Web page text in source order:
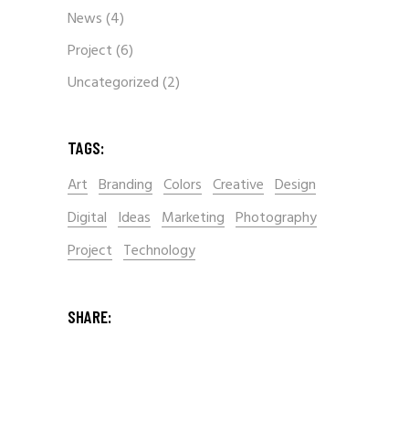
News(4)
Project(6)
Uncategorized(2)
TAGS:
Art Branding Colors Creative Design
Digital Ideas Marketing Photography
Project Technology
SHARE: